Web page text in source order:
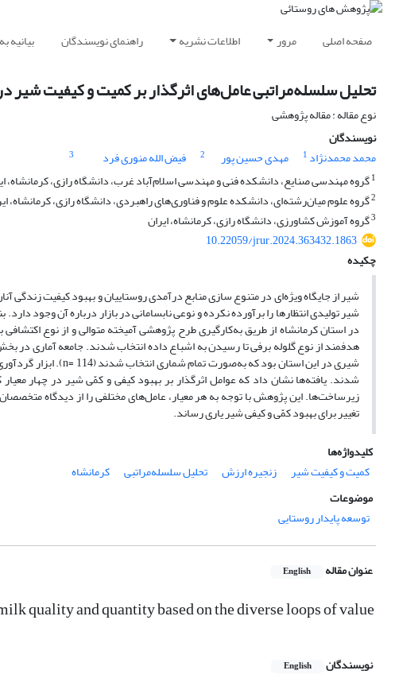
صفحه اصلی مرور اطلاعات نشریه راهنمای نویسندگان
تحلیل سلسله‌مراتبی عامل‌های اثرگذار بر کمیت و کیفیت شیر
نوع مقاله : مقاله پژوهشی
نویسندگان
محمد محمدنژاد 1 مهدی حسین پور 2 فیض الله منوری فرد
3
1گروه مهندسی صنایع، دانشکده فنی و مهندسی اسلام‌آباد غرب، دانشگاه رازی، کرمانشاه،
2گروه علوم میان‌رشته‌ای، دانشکده علوم و فناوری‌های راهبردی، دانشگاه رازی، کرمانشاه،
3گروه آموزش کشاورزی، دانشگاه رازی، کرمانشاه، ایران
10.22059/jrur.2024.363432.1863
چکیده
شیر از جایگاه ویژه‌ای در متنوع سازی منابع درآمدی روستاییان و بهبود کیفیت
شیر تولیدی انتظارها را برآورده نکرده و نوعی نابسامانی در بازار درباره آن وجود
شدند. یافته‌ها نشان داد که عوامل اثرگذار بر بهبود کیفی و کمّی شیر در چهار
زیرساخت‌ها. این پژوهش با توجه به هر معیار، عامل‌های مختلفی را از دیدگاه
تغییر برای بهبود کمّی و کیفی شیر یاری رساند.
کلیدواژه‌ها
کمیت و کیفیت شیر
زنجیره ارزش تحلیل سلسله‌مراتبی
کرمانشاه
موضوعات
توسعه پایدار روستایی
عنوان مقاله English
quality and quantity based on the diverse loops of value
نویسندگان English